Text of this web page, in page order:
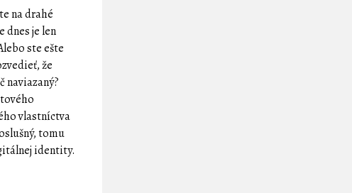
na drahé
dnes je len
ste ešte
že
naviazaný?
vlastníctva
tomu
identity.